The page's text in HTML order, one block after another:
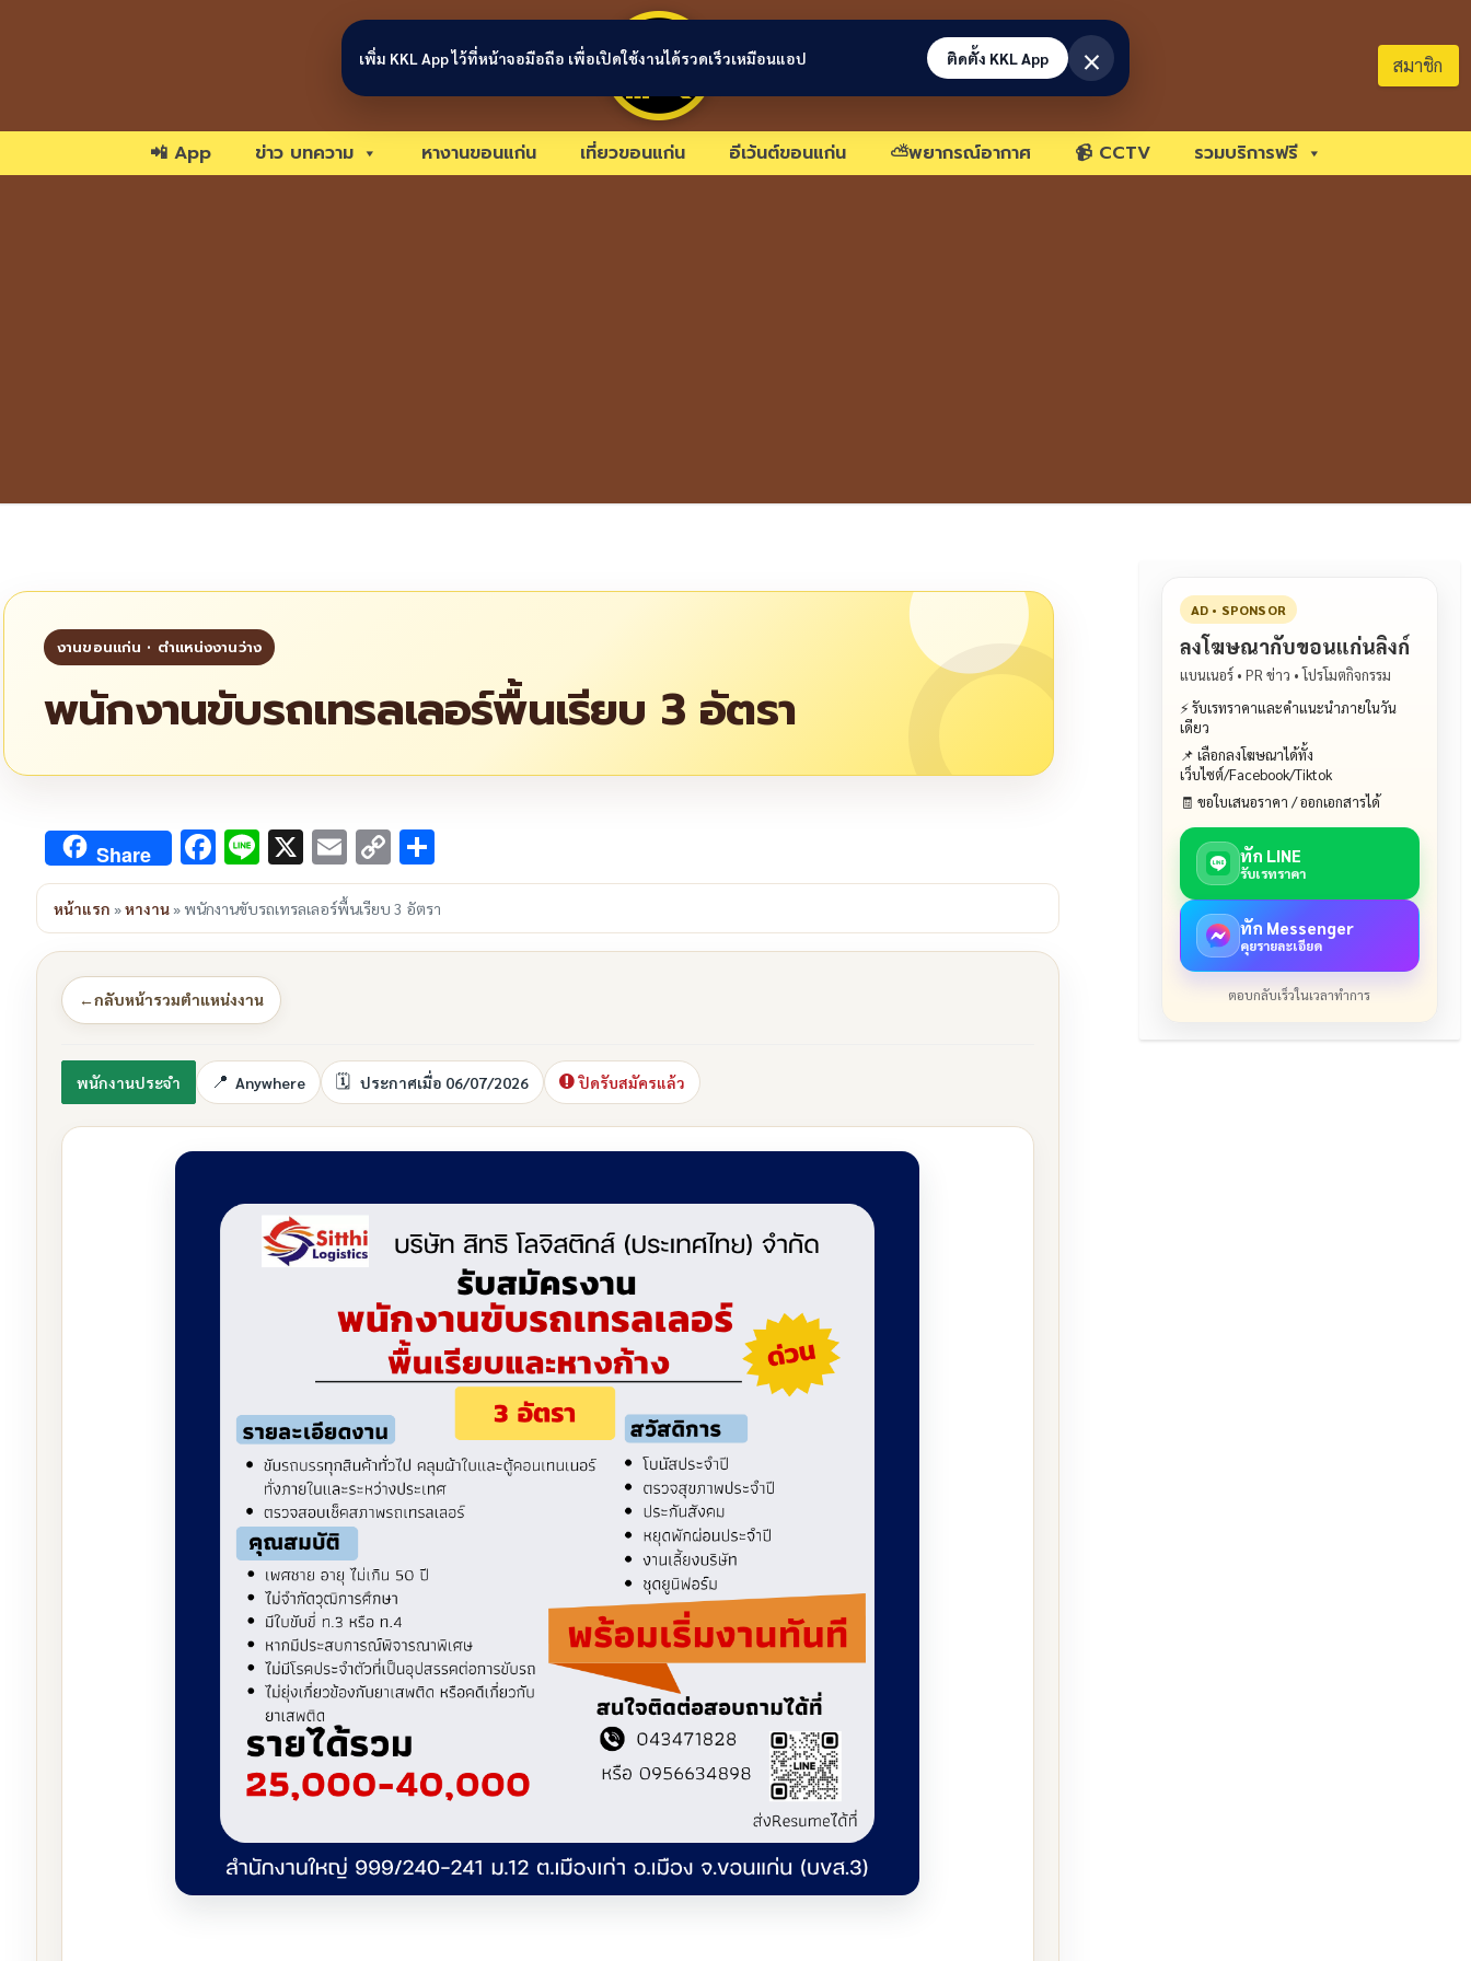
ขอนแก่นลิงก์ สมาชิก
📲 App ข่าว บทความ หางานขอนแก่น เที่ยวขอนแก่น อีเว้นต์ขอนแก่น ⛅พยากรณ์อากาศ 📹 CCTV รวมบริการฟรี
พนักงานขับรถเทรลเลอร์พื้นเรียบ 3 อัตรา
Share Facebook
Line
X Email
Copy
Link
หน้าแรก »หางาน » พนักงานขับรถเทรลเลอร์พื้นเรียบ 3 อัตรา
←กลับหน้ารวมตำแหน่งงาน
พนักงานประจำ Anywhere ประกาศเมื่อ 06/07/2026 ปิดรับสมัครแล้ว
AD • SPONSOR
ลงโฆษณากับขอนแก่นลิงก์
แบนเนอร์ • PR ข่าว • โปรโมตกิจกรรม
⚡ รับเรทราคาและคำแนะนำภายในวัน
เดียว
📌 เลือกลงโฆษณาได้ทั้ง
เว็บไซต์/Facebook/Tiktok
🧾 ขอใบเสนอราคา / ออกเอกสารได้
ทัก LINE
รับเรทราคา
ทัก Messenger
คุยรายละเอียด
ตอบกลับเร็วในเวลาทำการ
เพิ่ม KKL App ไว้ที่หน้าจอมือถือ เพื่อเปิดใช้งานได้รวดเร็วเหมือนแอป ติดตั้ง KKL App ×